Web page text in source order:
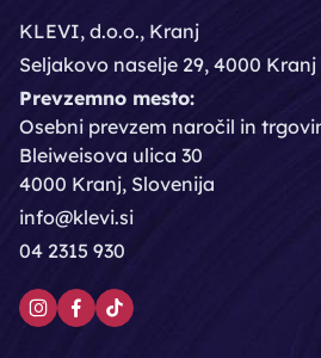
KLEVI, d.o.o., Kranj
Seljakovo naselje 29, 4000 Kranj
Prevzemno mesto:
Osebni prevzem naročil in
Bleiweisova ulica 30
4000 Kranj, Slovenija
info@klevi.si
04 2315 930